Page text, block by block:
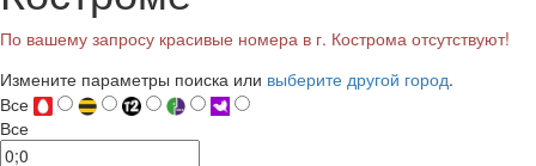
По вашему запросу красивые номера в г. Кострома отсутствуют!
Измените параметры поиска или выберите другой город.
Все
Все